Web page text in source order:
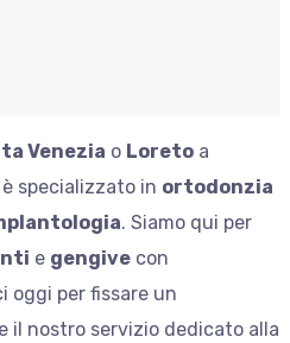
Venezia o Loreto a
è specializzato in ortodonzia
. Siamo qui per
e gengive con
oggi per fissare un
il nostro servizio dedicato alla